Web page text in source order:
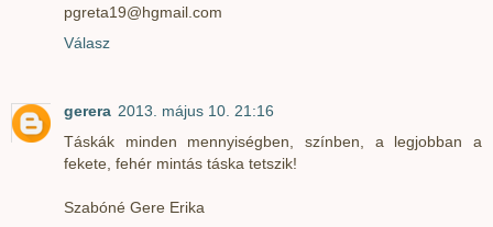
pgreta19@hgmail.com
Válasz
gerera 2013. május 10. 21:16
Táskák minden mennyiségben, színben, a legjobban a
fekete, fehér mintás táska tetszik!
Szabóné Gere Erika